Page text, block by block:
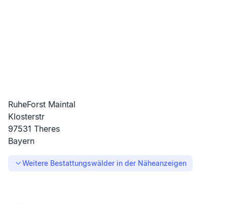
RuheForst Maintal
Klosterstr
97531 Theres
Bayern
Weitere Bestattungswälder in der Näheanzeigen